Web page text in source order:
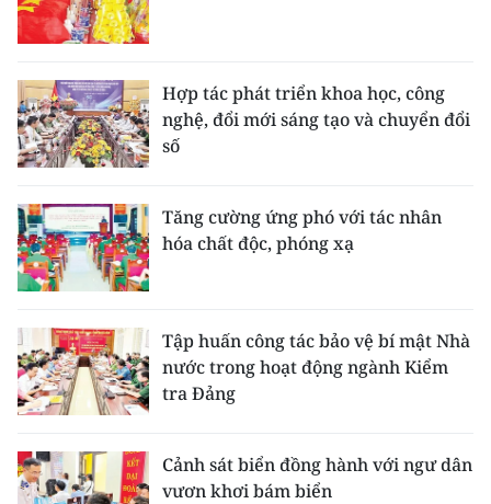
Hợp tác phát triển khoa học, công
nghệ, đổi mới sáng tạo và chuyển đổi
số
Tăng cường ứng phó với tác nhân
hóa chất độc, phóng xạ
Tập huấn công tác bảo vệ bí mật Nhà
nước trong hoạt động ngành Kiểm
tra Đảng
Cảnh sát biển đồng hành với ngư dân
vươn khơi bám biển